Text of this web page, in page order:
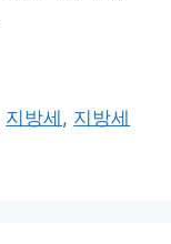
지방세 , 지방세